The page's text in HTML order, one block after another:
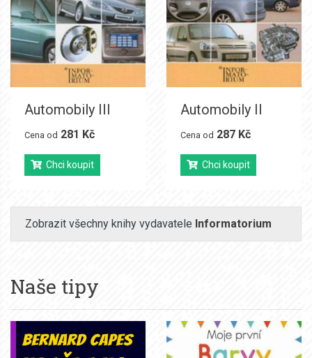
Automobily III
Cena od 281 Kč
Chci koupit
Automobily II
Cena od 287 Kč
Chci koupit
Zobrazit všechny knihy vydavatele Informatorium
Naše tipy